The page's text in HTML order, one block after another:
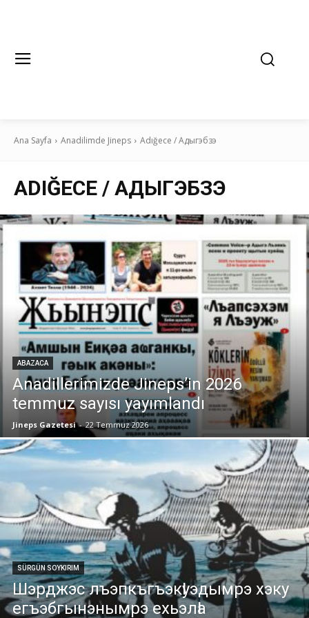
Ana Sayfa Anadilimde Jineps Adığece / Адыгэбзэ
ADIĞECE / АДЫГЭБЗЭ
ABAZACA
Anadillerimizde Jineps’in 2026
temmuz sayısı yayımlandı
Jineps Gazetesi - 22 Temmuz 2026
SÜRGÜN SOYKIRIM
Шэрджэс лъэпкъгъэкӏуэдымрэ хэку
егъэбгынэнымрэ ехьэлӏа